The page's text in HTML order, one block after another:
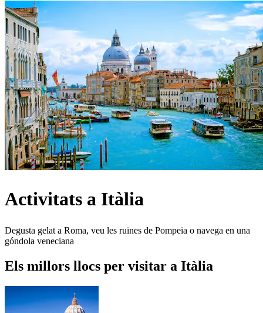
Activitats a Itàlia
Degusta gelat a Roma, veu les ruïnes de Pompeia o navega en una
góndola veneciana
Els millors llocs per visitar a Itàlia